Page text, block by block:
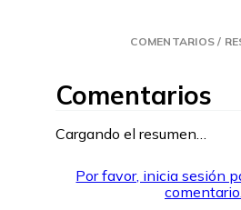
COMENTARIOS /
Comentarios
Cargando el resumen…
Por favor, inicia sesión
comentario.